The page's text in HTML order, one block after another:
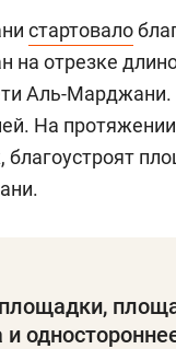
стартовало
на отрезке
Аль-Марджани.
На